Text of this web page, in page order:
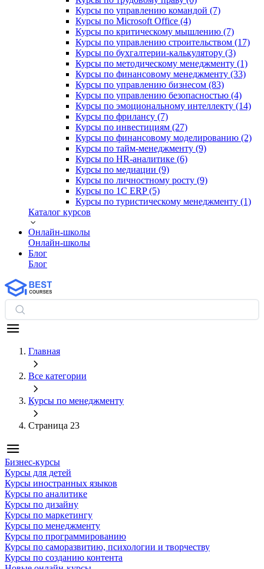
Курсы по управлению командой (7)
Курсы по Microsoft Office (4)
Курсы по критическому мышлению (7)
Курсы по управлению строительством (17)
Курсы по бухгалтерии-калькулятору (3)
Курсы по методическому менеджменту (1)
Курсы по финансовому менеджменту (33)
Курсы по управлению бизнесом (83)
Курсы по управлению безопасностью (4)
Курсы по эмоциональному интеллекту (14)
Курсы по фрилансу (7)
Курсы по инвестициям (27)
Курсы по финансовому моделированию (2)
Курсы по тайм-менеджменту (9)
Курсы по HR-аналитике (6)
Курсы по медиации (9)
Курсы по личностному росту (9)
Курсы по 1С ERP (5)
Курсы по туристическому менеджменту (1)
Каталог курсов
Онлайн-школы
Онлайн-школы
Блог
Блог
Главная
Все категории
Курсы по менеджменту
Страница 23
Бизнес-курсы
Курсы для детей
Курсы иностранных языков
Курсы по аналитике
Курсы по дизайну
Курсы по маркетингу
Курсы по менеджменту
Курсы по программированию
Курсы по саморазвитию, психологии и творчеству
Курсы по созданию контента